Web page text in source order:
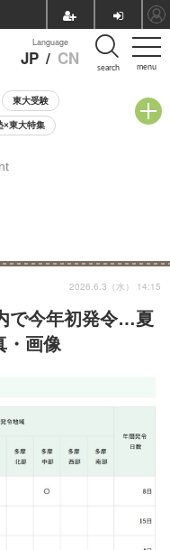
menu
Language
JP / CN search
東大受験
×東大特集
談会
で今年初発令…夏
・画像
2026.6.3（水） 14:15